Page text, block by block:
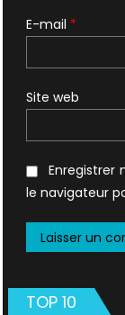
E-mail *
Site web
Enregistrer
le navigateur
TOP 10